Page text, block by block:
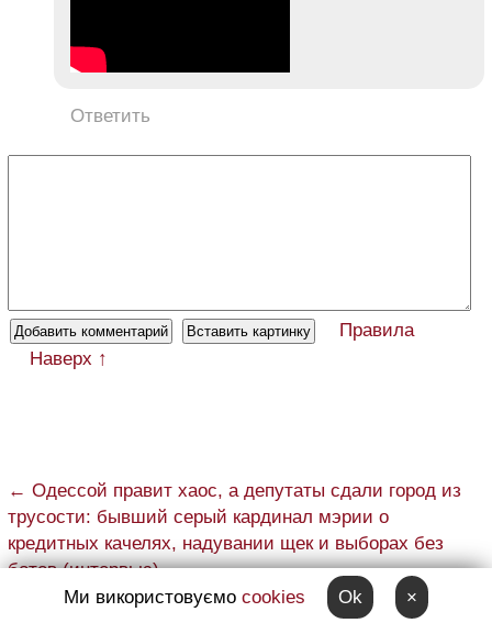
Ответить
Правила
Наверх ↑
← Одессой правит хаос, а депутаты сдали город из
трусости: бывший серый кардинал мэрии о
кредитных качелях, надувании щек и выборах без
ботов (интервью)
Ми використовуємо cookies Ok ×